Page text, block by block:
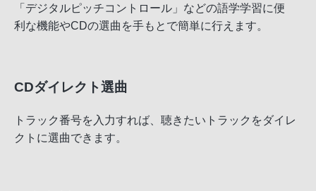
「デジタルピッチコントロール」などの語学学習に便
利な機能やCDの選曲を手もとで簡単に行えます。
CDダイレクト選曲
トラック番号を入力すれば、聴きたいトラックをダイレ
クトに選曲できます。